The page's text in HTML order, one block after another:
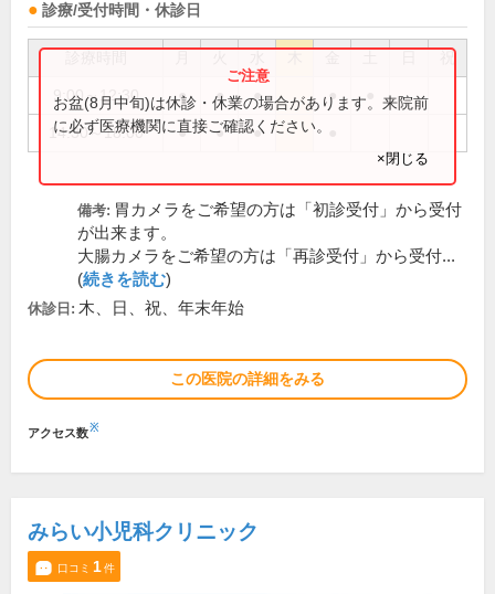
診療/受付時間・休診日
祝
9:00～12:30 ● ● ● ●
14:30～18:00 ● ● ●
お盆(8月中旬)は休診・休業の場合があります。来院前
に必ず医療機関に直接ご確認ください。
×閉じる
備考: 胃カメラをご希望の方は「初診受付」から受付
が出来ます。
大腸カメラをご希望の方は「再診受付」から受付...
(続きを読む)
休診日: 木、日、祝、年末年始
この医院の詳細をみる
アクセス数※
みらい小児科クリニック
口コミ 1件